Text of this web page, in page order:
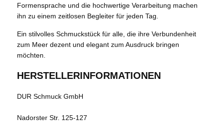
Formensprache und die hochwertige Verarbeitung machen
ihn zu einem zeitlosen Begleiter für jeden Tag.
Ein stilvolles Schmuckstück für alle, die ihre Verbundenheit
zum Meer dezent und elegant zum Ausdruck bringen
möchten.
HERSTELLERINFORMATIONEN
DUR Schmuck GmbH
Nadorster Str. 125-127